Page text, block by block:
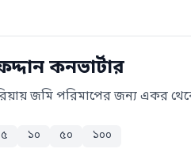
কনভার্টার
জমি পরিমাপের জন্য একর
৫ ১০ ৫০ ১০০